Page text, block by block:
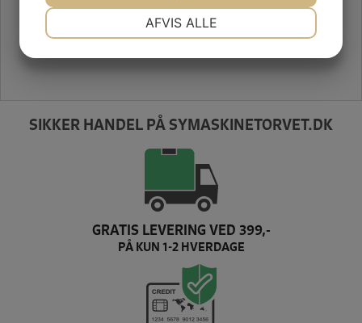
SIKKER HANDEL PÅ SYMASKINETORVET.DK
GRATIS LEVERING VED 399,-
PÅ KUN 1-2 HVERDAGE
AFVIS ALLE